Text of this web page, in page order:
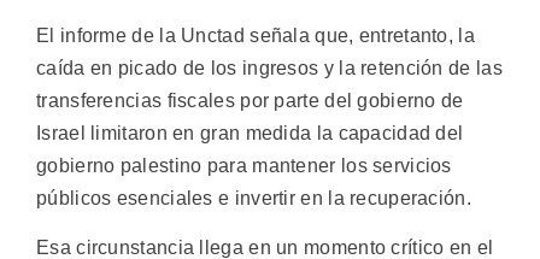
El informe de la Unctad señala que, entretanto, la
caída en picado de los ingresos y la retención de las
transferencias fiscales por parte del gobierno de
Israel limitaron en gran medida la capacidad del
gobierno palestino para mantener los servicios
públicos esenciales e invertir en la recuperación.
Esa circunstancia llega en un momento crítico en el